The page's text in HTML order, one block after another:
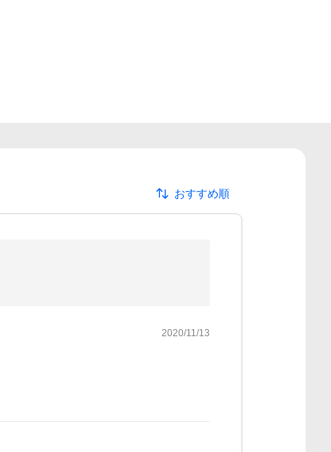
おすすめ順
2020/11/13